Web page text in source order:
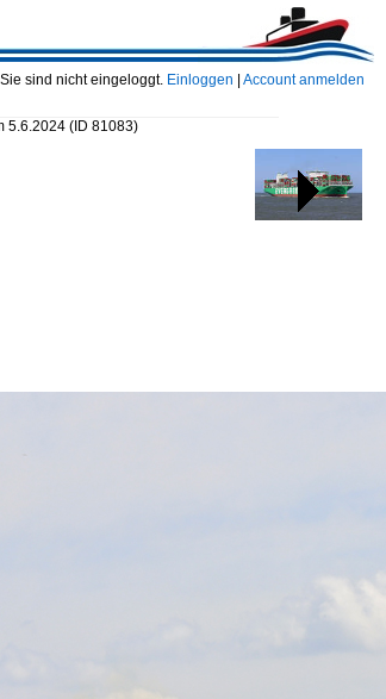
sind nicht eingeloggt. Einloggen Account anmelden
5.6.2024 (ID 81083)